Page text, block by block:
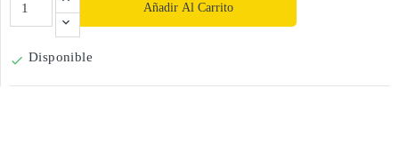
Añadir Al Carrito
 Disponible